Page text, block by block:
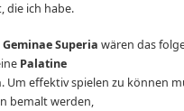
die ich habe.
Superia wären das
Palatine
. Um effektiv spielen zu können
bemalt werden,